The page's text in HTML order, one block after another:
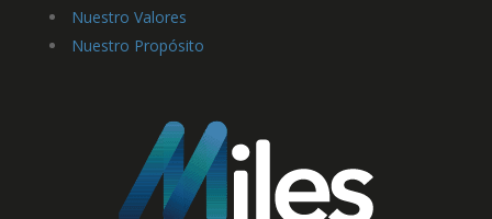
Nuestro Valores
Nuestro Propósito